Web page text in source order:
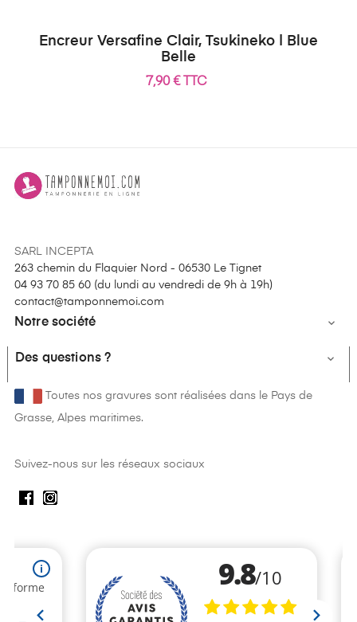
Encreur Versafine Clair, Tsukineko | Blue
Belle
7,90 € TTC
SARL INCEPTA
263 chemin du Flaquier Nord - 06530 Le Tignet
04 93 70 85 60 (du lundi au vendredi de 9h à 19h)
contact@tamponnemoi.com
Notre société 
Des questions ? 
Toutes nos gravures sont réalisées dans le Pays de
Grasse, Alpes maritimes.
Suivez-nous sur les réseaux sociaux